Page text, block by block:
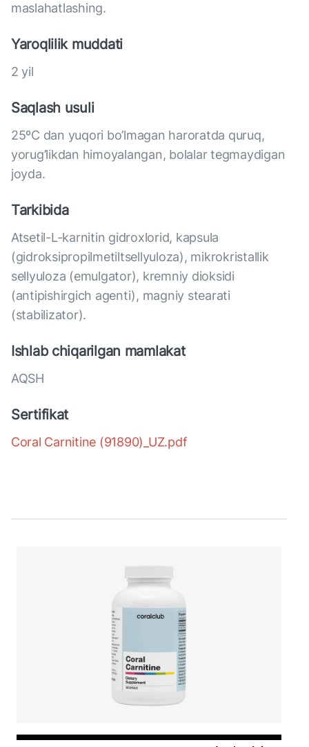
maslahatlashing.
Yaroqlilik muddati
2 yil
Saqlash usuli
25ºС dan yuqori bo’lmagan haroratda quruq,
yorug’likdan himoyalangan, bolalar tegmaydigan
joyda.
Tarkibida
Atsetil-L-karnitin gidroxlorid, kapsula
(gidroksipropilmetiltsellyuloza), mikrokristallik
sellyuloza (emulgator), kremniy dioksidi
(antipishirgich agenti), magniy stearati
(stabilizator).
Ishlab chiqarilgan mamlakat
AQSH
Sertifikat
Coral Carnitine (91890)_UZ.pdf